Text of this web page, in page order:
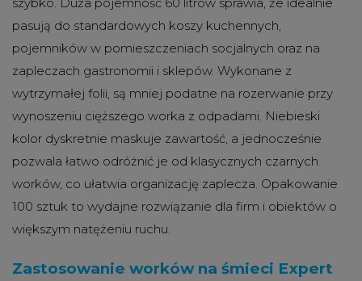
szybko. Duża pojemność 60 litrów sprawia, że idealnie
pasują do standardowych koszy kuchennych,
pojemników w pomieszczeniach socjalnych oraz na
zapleczach gastronomii i sklepów. Wykonane z
wytrzymałej folii, są mniej podatne na rozerwanie przy
wynoszeniu cięższego worka z odpadami. Niebieski
kolor dyskretnie maskuje zawartość, a jednocześnie
pozwala łatwo odróżnić je od klasycznych czarnych
worków, co ułatwia organizację zaplecza. Opakowanie
100 sztuk to wydajne rozwiązanie dla firm i obiektów o
większym natężeniu ruchu.
Zastosowanie worków na śmieci Expert